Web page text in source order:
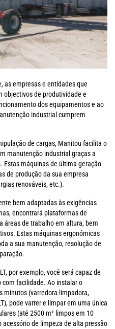
as empresas e entidades que
objectivos de produtividade e
dos equipamentos e ao
industrial cumprem
de cargas, Manitou facilita o
manutenção industrial graças a
Estas máquinas de última geração
de produção da sua empresa
renováveis, etc.).
bem adaptadas às exigências
encontrará plataformas de
áreas de trabalho em altura, bem
Estas máquinas ergonómicas
a sua manutenção, resolução de
por exemplo, você será capaz de
facilidade. Ao instalar o
minutos (varredora-limpadora,
pode varrer e limpar em uma única
(até 2500 m² limpos em 10
de limpeza de alta pressão